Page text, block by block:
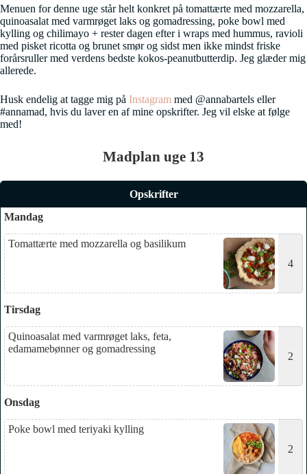
Menuen for denne uge står helt konkret på tomattærte med mozzarella,
quinoasalat med varmrøget laks og gomadressing, poke bowl med
kylling og chilimayo + rester dagen efter i wraps med hummus, ravioli
med pisket ricotta og brunet smør og sidst men ikke mindst friske
forårsruller med verdens bedste kokos-peanutbutterdip. Jeg glæder mig
allerede.
Husk endelig at tagge mig på Instagram med @annabartels eller
#annamad, hvis du laver en af mine opskrifter. Jeg vil elske at følge
med!
Madplan uge 13
Opskrifter
Mandag
Tomattærte med mozzarella og basilikum
4
Tirsdag
Quinoasalat med varmrøget laks, feta,
edamamebønner og gomadressing
2
Onsdag
Poke bowl med teriyaki kylling
2